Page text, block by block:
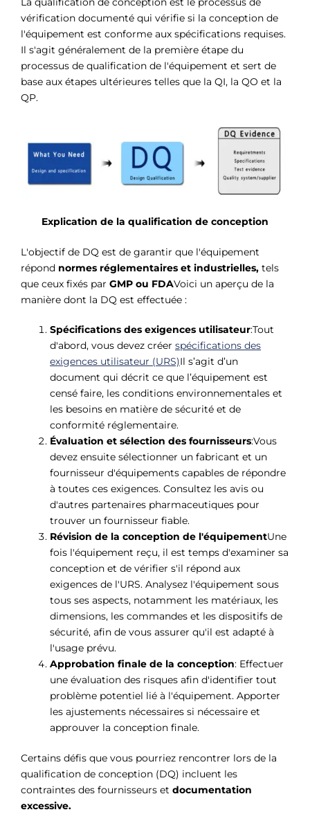
vérification documenté qui vérifie si la conception de
l'équipement est conforme aux spécifications requises.
Il s'agit généralement de la première étape du
processus de qualification de l'équipement et sert de
base aux étapes ultérieures telles que la QI, la QO et la
QP.
Explication de la qualification de conception
L'objectif de DQ est de garantir que l'équipement
répond normes réglementaires et industrielles, tels
que ceux fixés par GMP ou FDAVoici un aperçu de la
manière dont la DQ est effectuée :
Spécifications des exigences utilisateur:Tout
d'abord, vous devez créer spécifications des
exigences utilisateur (URS)Il s’agit d’un
document qui décrit ce que l’équipement est
censé faire, les conditions environnementales et
les besoins en matière de sécurité et de
conformité réglementaire.
Évaluation et sélection des fournisseurs:Vous
devez ensuite sélectionner un fabricant et un
fournisseur d'équipements capables de répondre
à toutes ces exigences. Consultez les avis ou
d'autres partenaires pharmaceutiques pour
trouver un fournisseur fiable.
Révision de la conception de l'équipementUne
fois l'équipement reçu, il est temps d'examiner sa
conception et de vérifier s'il répond aux
exigences de l'URS. Analysez l'équipement sous
tous ses aspects, notamment les matériaux, les
dimensions, les commandes et les dispositifs de
sécurité, afin de vous assurer qu'il est adapté à
l'usage prévu.
Approbation finale de la conception: Effectuer
une évaluation des risques afin d'identifier tout
problème potentiel lié à l'équipement. Apporter
les ajustements nécessaires si nécessaire et
approuver la conception finale.
Certains défis que vous pourriez rencontrer lors de la
qualification de conception (DQ) incluent les
contraintes des fournisseurs et documentation
excessive.